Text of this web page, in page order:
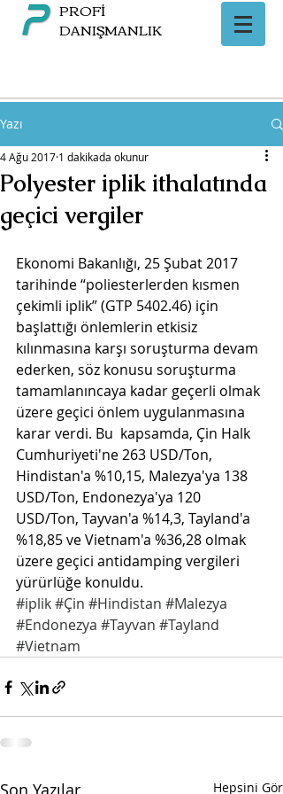
PROFİ
DANIŞMANLIK
Yazı
Polyester iplik ithalatında
geçici vergiler
4 Ağu 2017 1 dakikada okunur
Ekonomi Bakanlığı, 25 Şubat 2017
tarihinde “poliesterlerden kısmen
çekimli iplik” (GTP 5402.46) için
başlattığı önlemlerin etkisiz
kılınmasına karşı soruşturma devam
ederken, söz konusu soruşturma
tamamlanıncaya kadar geçerli olmak
üzere geçici önlem uygulanmasına
karar verdi. Bu  kapsamda, Çin Halk
Cumhuriyeti'ne 263 USD/Ton,
Hindistan'a %10,15, Malezya'ya 138
USD/Ton, Endonezya'ya 120
USD/Ton, Tayvan'a %14,3, Tayland'a
%18,85 ve Vietnam'a %36,28 olmak
üzere geçici antidamping vergileri
yürürlüğe konuldu.
#iplik#Çin #Hindistan #Malezya
#Endonezya #Tayvan #Tayland
#Vietnam
Son Yazılar Hepsini Gör